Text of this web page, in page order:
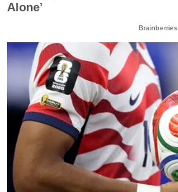
Alone’
Brainberries